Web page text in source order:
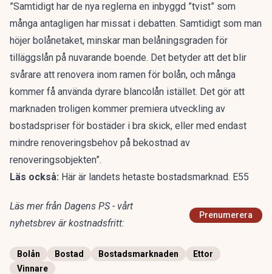
”Samtidigt har de nya reglerna en inbyggd ”tvist” som
många antagligen har missat i debatten. Samtidigt som man
höjer bolånetaket, minskar man belåningsgraden för
tilläggslån på nuvarande boende. Det betyder att det blir
svårare att renovera inom ramen för bolån, och många
kommer få använda dyrare blancolån istället. Det gör att
marknaden troligen kommer premiera utveckling av
bostadspriser för bostäder i bra skick, eller med endast
mindre renoveringsbehov på bekostnad av
renoveringsobjekten”.
Läs också: Här är landets hetaste bostadsmarknad. E55
Läs mer från Dagens PS - vårt
nyhetsbrev är kostnadsfritt:
Prenumerera
Bolån Bostad Bostadsmarknaden
Ettor
Vinnare